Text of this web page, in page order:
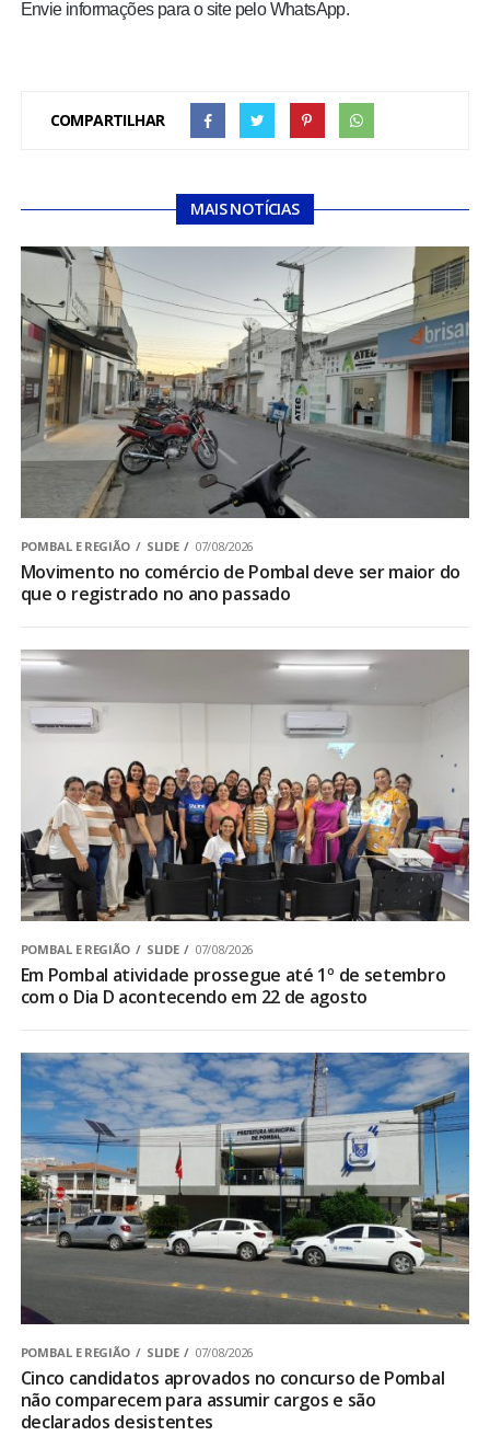
Envie informações para o site pelo WhatsApp.
COMPARTILHAR
MAIS NOTÍCIAS
POMBAL E REGIÃO SLIDE 07/08/2026
Movimento no comércio de Pombal deve ser maior do
que o registrado no ano passado
POMBAL E REGIÃO SLIDE 07/08/2026
Em Pombal atividade prossegue até 1º de setembro
com o Dia D acontecendo em 22 de agosto
POMBAL E REGIÃO SLIDE 07/08/2026
Cinco candidatos aprovados no concurso de Pombal
não comparecem para assumir cargos e são
declarados desistentes